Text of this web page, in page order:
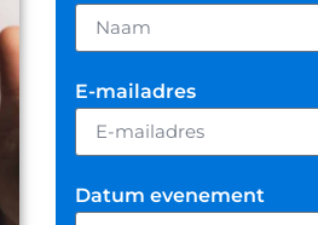
E-mailadres
Datum evenement